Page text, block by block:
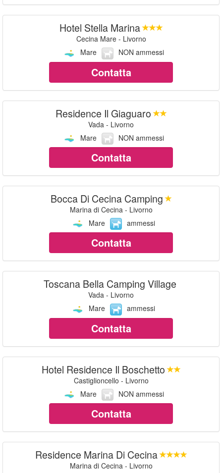
Hotel Stella Marina
Cecina Mare - Livorno
Mare
NON ammessi
Contatta
Residence Il Giaguaro
Vada - Livorno
Mare
NON ammessi
Contatta
Bocca Di Cecina Camping
Marina di Cecina - Livorno
Mare
ammessi
Contatta
Toscana Bella Camping Village
Vada - Livorno
Mare
ammessi
Contatta
Hotel Residence Il Boschetto
Castiglioncello - Livorno
Mare
NON ammessi
Contatta
Residence Marina Di Cecina
Marina di Cecina - Livorno